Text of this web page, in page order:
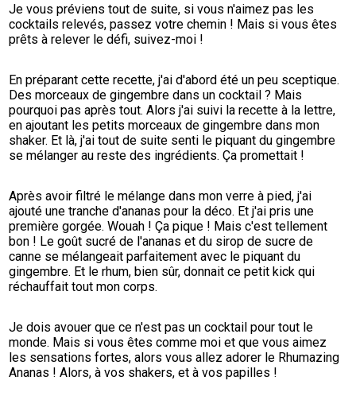
Je vous préviens tout de suite, si vous n'aimez pas les
cocktails relevés, passez votre chemin ! Mais si vous êtes
prêts à relever le défi, suivez-moi !
En préparant cette recette, j'ai d'abord été un peu sceptique.
Des morceaux de gingembre dans un cocktail ? Mais
pourquoi pas après tout. Alors j'ai suivi la recette à la lettre,
en ajoutant les petits morceaux de gingembre dans mon
shaker. Et là, j'ai tout de suite senti le piquant du gingembre
se mélanger au reste des ingrédients. Ça promettait !
Après avoir filtré le mélange dans mon verre à pied, j'ai
ajouté une tranche d'ananas pour la déco. Et j'ai pris une
première gorgée. Wouah ! Ça pique ! Mais c'est tellement
bon ! Le goût sucré de l'ananas et du sirop de sucre de
canne se mélangeait parfaitement avec le piquant du
gingembre. Et le rhum, bien sûr, donnait ce petit kick qui
réchauffait tout mon corps.
Je dois avouer que ce n'est pas un cocktail pour tout le
monde. Mais si vous êtes comme moi et que vous aimez
les sensations fortes, alors vous allez adorer le Rhumazing
Ananas ! Alors, à vos shakers, et à vos papilles !